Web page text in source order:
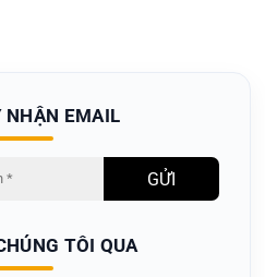
NHẬN EMAIL
TÔI QUA